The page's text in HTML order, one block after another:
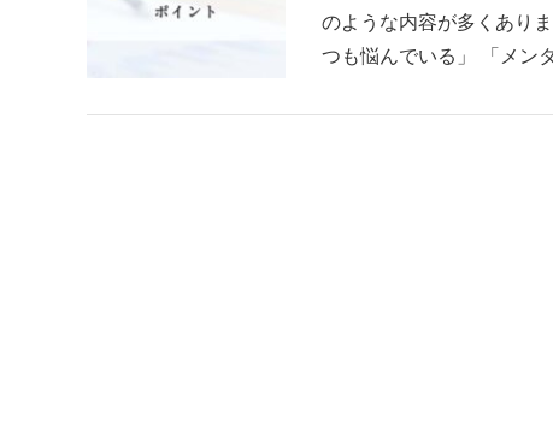
のような内容が多くあり
つも悩んでいる」 「メ